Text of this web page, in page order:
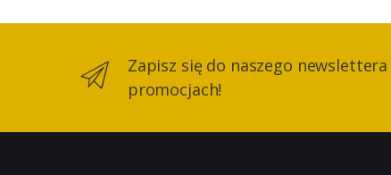
Zapisz się do naszego
promocjach!